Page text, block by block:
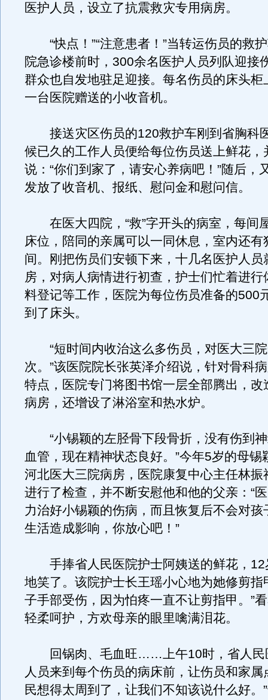
医护人员，设立了抗震救灾专用病房。
“快点！”“注意患者！”当转运伤员的救
院急诊楼前时，300余名医护人员列队迎接
群众也自发地驻足迎接。每名伤员的床头柜
一台医院赠送的小收音机。
接送灾区伤员的120救护车刚到省胸科
候已久的工作人员便给每位伤员送上鲜花，
说：“你们到家了，请安心养病吧！”随后，
发放了收音机、报纸、慰问金和慰问信。
在医大四院，“救”字开头的病室，每间
床位，陪同的亲属可以一同休息，室内还有
间。刚把伤员们安顿下来，十几名医护人员
房，对病人病情进行初查，护士们忙着进行
料登记等工作，医院为每位伤员准备的500
到了床头。
“短时间内收治这么多伤员，对医大三院
次。”该医院院长张英泽介绍说，针对骨科
特点，医院专门将图书馆一层全部腾出，改
病房，还增设了淋浴室和热水炉。
“小锡颖的左胫骨下段骨折，没有伤到神
血管，现在精神状态良好。”今年5岁的母锡
河北医大三院病房，医院康复中心主任林振
进行了检查，并不断安慰他和他的父亲：“
力治好小锡颖的伤病，而且恢复后不会对孩
生活造成影响，你放心吧！”
手捧省人民医院护士阿姨送的鲜花，12
地笑了。该院护士长王瑶小心地为她修剪指
子手部受伤，因为怕疼一直不让剪指甲。”
轻柔呵护，方欢母亲的眼里噙满泪花。
回锅肉、毛血旺……上午10时，省人民
人员来到每个伤员的病床前，让伤员和家属
民想得太周到了，让我们不知该说什么好。